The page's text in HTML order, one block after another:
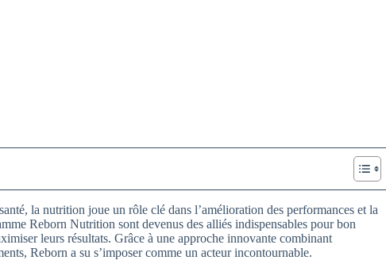
la nutrition joue un rôle clé dans l’amélioration des performances et la
Reborn Nutrition sont devenus des alliés indispensables pour bon
leurs résultats. Grâce à une approche innovante combinant
Reborn a su s’imposer comme un acteur incontournable.